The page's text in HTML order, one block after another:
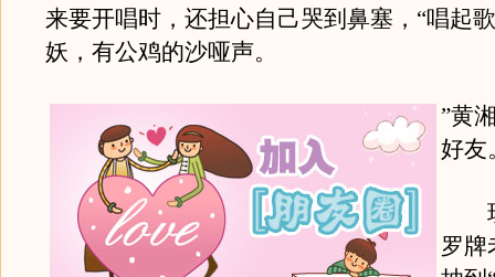
来要开唱时，还担心自己哭到鼻塞，“唱起
妖，有公鸡的沙哑声。
”黄
好友
现
罗牌